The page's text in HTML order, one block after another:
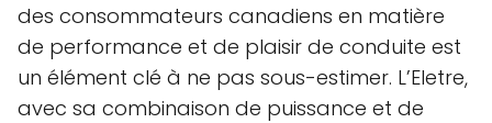
des consommateurs canadiens en matière
de performance et de plaisir de conduite est
un élément clé à ne pas sous-estimer. L’Eletre,
avec sa combinaison de puissance et de